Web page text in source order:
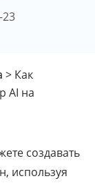
> Как
AI на
создавать
используя